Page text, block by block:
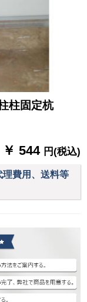
柱固定杭
￥ 544 円(税込)
理費用、送料等